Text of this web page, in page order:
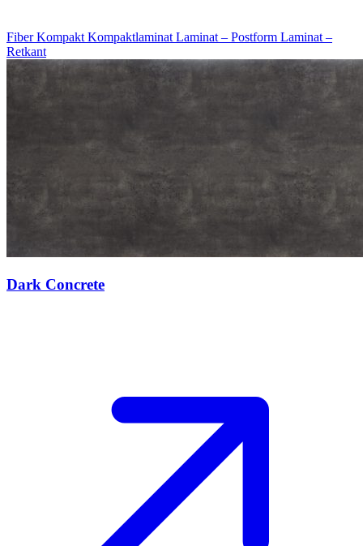
Fiber Kompakt Kompaktlaminat Laminat – Postform Laminat –
Retkant
Dark Concrete